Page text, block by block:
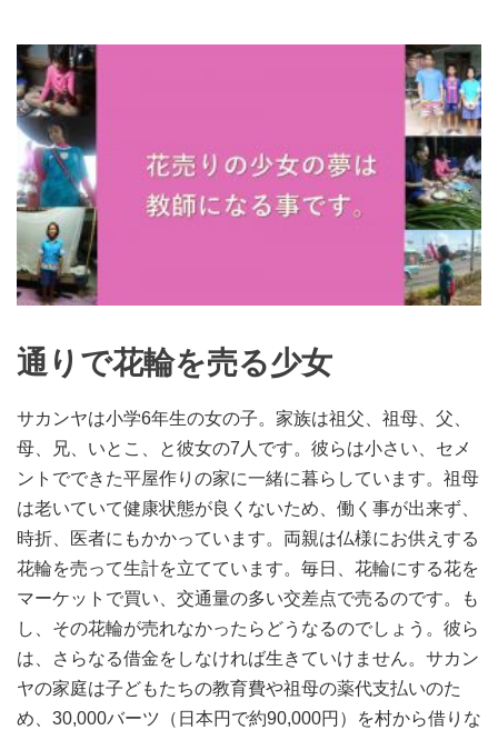
通りで花輪を売る少女
サカンヤは小学6年生の女の子。家族は祖父、祖母、父、
母、兄、いとこ、と彼女の7人です。彼らは小さい、セメ
ントでできた平屋作りの家に一緒に暮らしています。祖母
は老いていて健康状態が良くないため、働く事が出来ず、
時折、医者にもかかっています。両親は仏様にお供えする
花輪を売って生計を立てています。毎日、花輪にする花を
マーケットで買い、交通量の多い交差点で売るのです。も
し、その花輪が売れなかったらどうなるのでしょう。彼ら
は、さらなる借金をしなければ生きていけません。サカン
ヤの家庭は子どもたちの教育費や祖母の薬代支払いのた
め、30,000バーツ（日本円で約90,000円）を村から借りな